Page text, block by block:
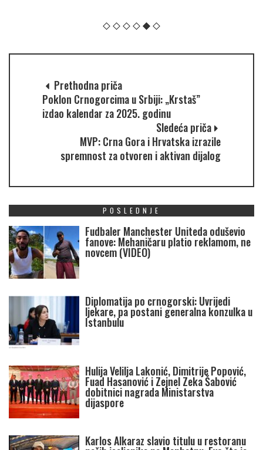
Prethodna priča
Poklon Crnogorcima u Srbiji: „Krstaš”
izdao kalendar za 2025. godinu
Sledeća priča
MVP: Crna Gora i Hrvatska izrazile
spremnost za otvoren i aktivan dijalog
POSLEDNJE
Fudbaler Manchester Uniteda oduševio
fanove: Mehaničaru platio reklamom, ne
novcem (VIDEO)
Diplomatija po crnogorski: Uvrijedi
ljekare, pa postani generalna konzulka u
Istanbulu
Hulija Velilja Lakonić, Dimitrije Popović,
Fuad Hasanović i Zejnel Zeka Šabović
dobitnici nagrada Ministarstva
dijaspore
Karlos Alkaraz slavio titulu u restoranu